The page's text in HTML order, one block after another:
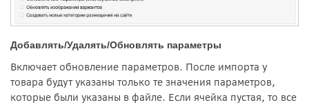
Добавлять/Удалять/Обновлять параметры
Включает обновление параметров. После импорта у
товара будут указаны только те значения параметров,
которые были указаны в файле. Если ячейка пустая, то все